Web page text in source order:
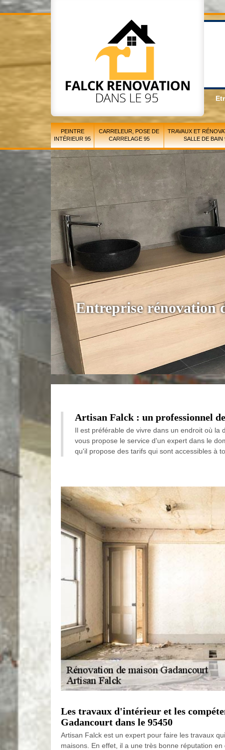
PEINTRE
INTÉRIEUR 95
CARRELEUR, POSE DE
CARRELAGE 95
TRAVAUX ET
SALLE DE BAIN
Entreprise rénovation
Artisan Falck : un professionnel
Il est préférable de vivre dans un endroit où la
vous propose le service d'un expert dans le
qu'il propose des tarifs qui sont accessibles à
Les travaux d'intérieur et les
Gadancourt dans le 95450
Artisan Falck est un expert pour faire les travaux
maisons. En effet, il a une très bonne réputation